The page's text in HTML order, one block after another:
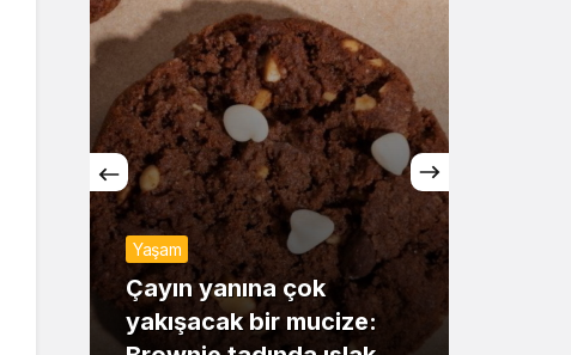
Gündüz Modu
Gündüz modunu seçin.
Gece Modu
Gece modunu seçin.
Sistem Modu
Sistem modunu seçin.
Yaşam
Çayın yanına çok
yakışacak bir mucize: